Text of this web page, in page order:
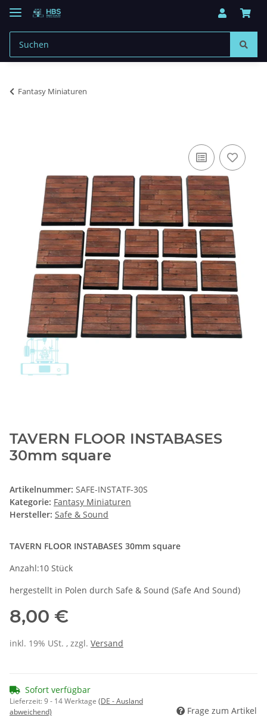
Fantasy Miniaturen
TAVERN FLOOR INSTABASES
30mm square
Artikelnummer: SAFE-INSTATF-30S
Kategorie: Fantasy Miniaturen
Hersteller: Safe & Sound
TAVERN FLOOR INSTABASES 30mm square
Anzahl:10 Stück
hergestellt in Polen durch Safe & Sound (Safe And Sound)
8,00 €
inkl. 19% USt. , zzgl. Versand
Sofort verfügbar
Lieferzeit:9 - 14 Werktage (DE - Ausland
abweichend)
Frage zum Artikel